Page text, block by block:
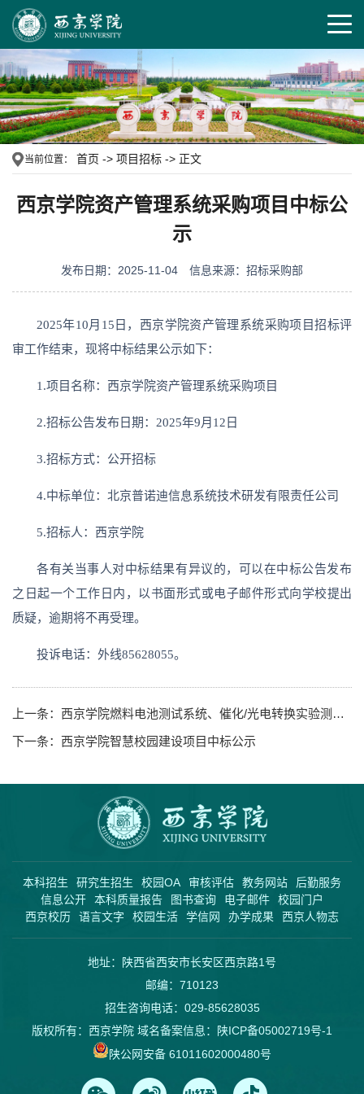
当前位置： 首页 -> 项目招标 -> 正文
西京学院资产管理系统采购项目中标公
示
发布日期：2025-11-04 信息来源：招标采购部
2025年10月15日，西京学院资产管理系统采购项目招标评
审工作结束，现将中标结果公示如下：
1.项目名称：西京学院资产管理系统采购项目
2.招标公告发布日期：2025年9月12日
3.招标方式：公开招标
4.中标单位：北京普诺迪信息系统技术研发有限责任公司
5.招标人：西京学院
各有关当事人对中标结果有异议的，可以在中标公告发布
之日起一个工作日内，以书面形式或电子邮件形式向学校提出
质疑，逾期将不再受理。
投诉电话：外线85628055。
上一条： 西京学院燃料电池测试系统、催化/光电转换实验测试系统和物理化学实验测试系统采购项目中标公示
下一条： 西京学院智慧校园建设项目中标公示
本科招生 研究生招生 校园OA 审核评估 教务网站
后勤服务
信息公开
本科质量报告 图书查询 电子邮件
校园门户
西京校历
语言文字 校园生活 学信网 办学成果 西京人物志
地址：陕西省西安市长安区西京路1号
邮编：710123
招生咨询电话：029-85628035
版权所有：西京学院 域名备案信息：
陕ICP备05002719号-1
陕公网安备 61011602000480号